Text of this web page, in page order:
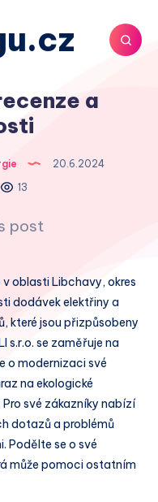
a
20.6.2024
13
post
v oblasti Libchavy, okres
dodávek elektřiny a
které jsou přizpůsobeny
s.r.o. se zaměřuje na
o modernizaci své
na ekologické
své zákazníky nabízí
dotazů a problémů
Podělte se o své
může pomoci ostatním